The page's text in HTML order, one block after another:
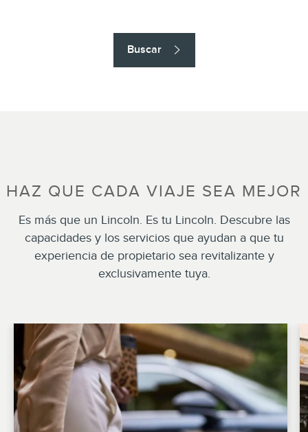
Buscar
HAZ QUE CADA VIAJE SEA MEJOR
Es más que un Lincoln. Es tu Lincoln. Descubre las
capacidades y los servicios que ayudan a que tu
experiencia de propietario sea revitalizante y
exclusivamente tuya.